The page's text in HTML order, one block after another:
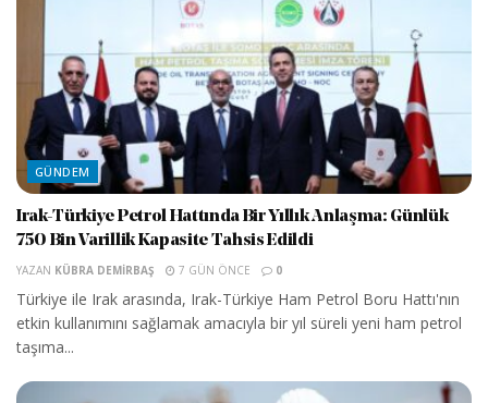
GÜNDEM
Irak-Türkiye Petrol Hattında Bir Yıllık Anlaşma: Günlük
750 Bin Varillik Kapasite Tahsis Edildi
YAZAN KÜBRA DEMIRBAŞ 7 GÜN ÖNCE 0
Türkiye ile Irak arasında, Irak-Türkiye Ham Petrol Boru Hattı'nın
etkin kullanımını sağlamak amacıyla bir yıl süreli yeni ham petrol
taşıma...